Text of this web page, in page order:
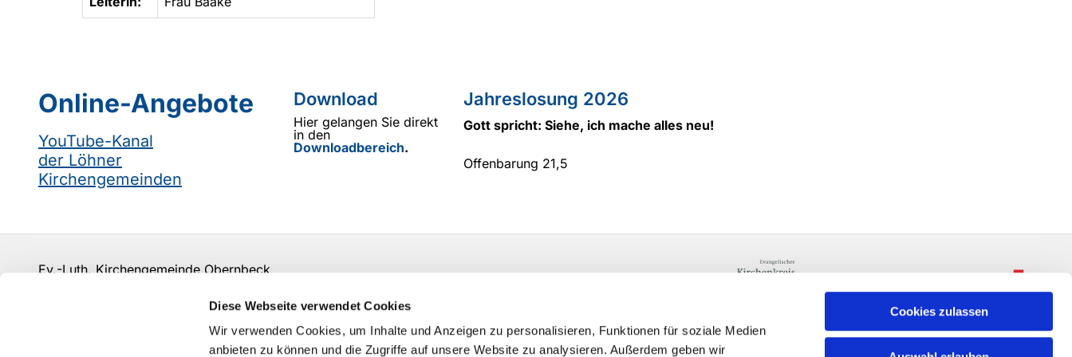
Diese Webseite verwendet Cookies
Wir verwenden Cookies, um Inhalte und Anzeigen zu personalisieren, Funktionen für soziale Medien
anbieten zu können und die Zugriffe auf unsere Website zu analysieren. Außerdem geben wir
Cookies zulassen
Online-Angebote
YouTube-Kanal
der Löhner
Kirchengemeinden
Download
Hier gelangen Sie direkt
in den
Downloadbereich.
Jahreslosung 2026
Gott spricht: Siehe, ich mache alles neu!
Offenbarung 21,5
Ev.-Luth. Kirchengemeinde Obernbeck